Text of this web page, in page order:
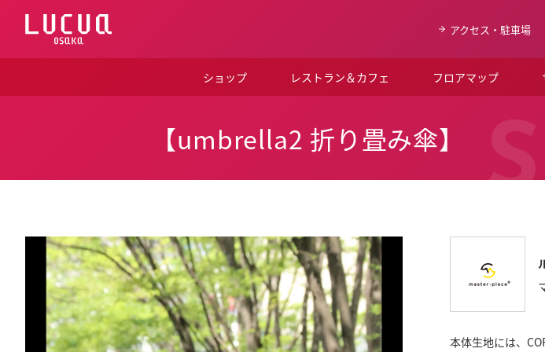
ス
アクセス・駐車場
ショップ レストラン＆カフェ フロアマップ
【umbrella2 折り畳み傘】
本体生地には、